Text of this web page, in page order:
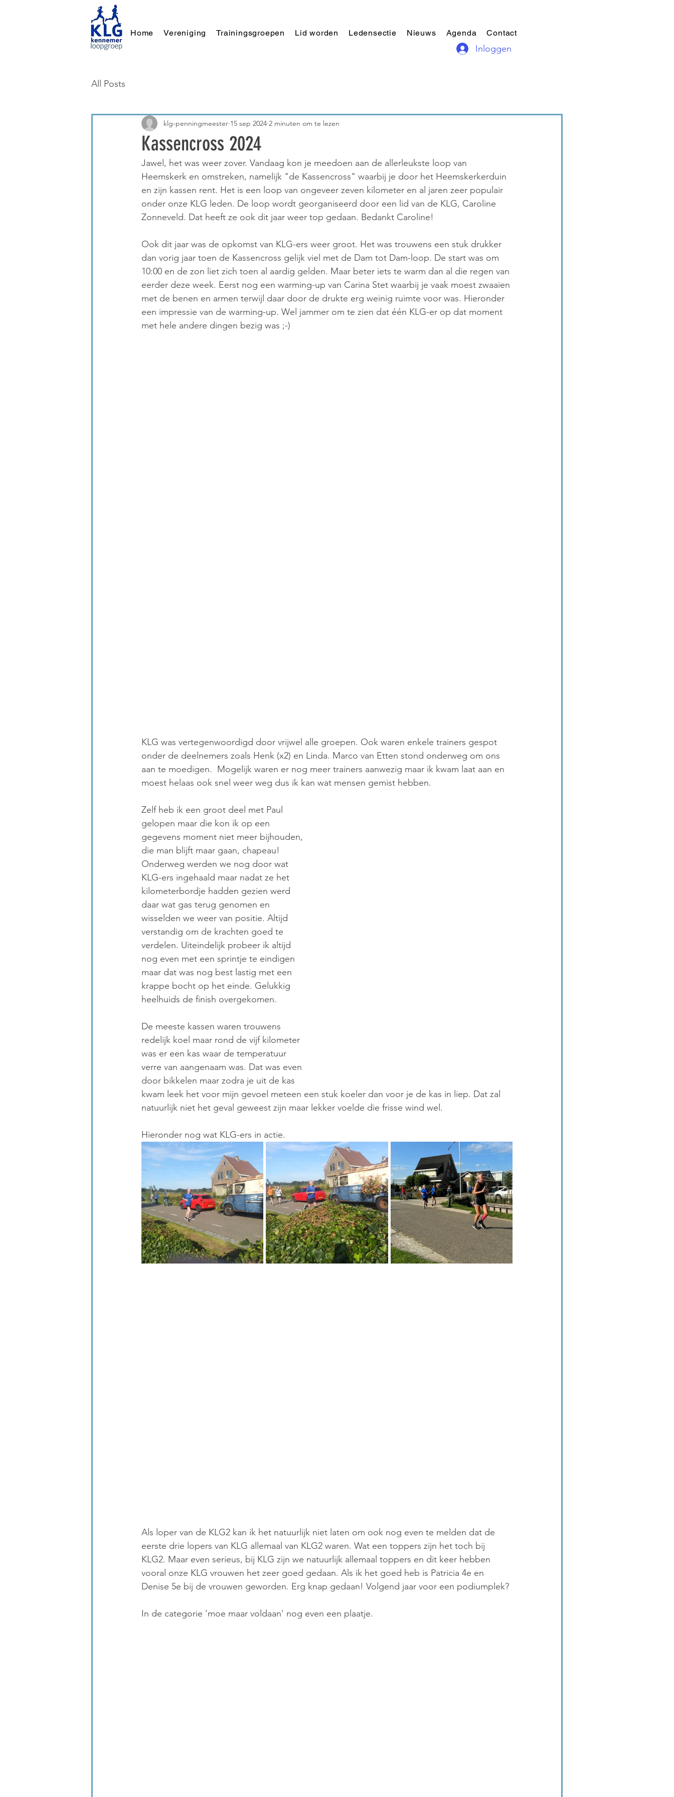
Home Vereniging Trainingsgroepen Lid worden Ledensectie Nieuws Agenda Contact
Inloggen
All Posts
Kassencross 2024
klg-penningmeester 15 sep 2024 2 minuten om te lezen
Jawel, het was weer zover. Vandaag kon je meedoen aan de allerleukste loop van
Heemskerk en omstreken, namelijk "de Kassencross" waarbij je door het Heemskerkerduin
en zijn kassen rent. Het is een loop van ongeveer zeven kilometer en al jaren zeer populair
onder onze KLG leden. De loop wordt georganiseerd door een lid van de KLG, Caroline
Zonneveld. Dat heeft ze ook dit jaar weer top gedaan. Bedankt Caroline!
Ook dit jaar was de opkomst van KLG-ers weer groot. Het was trouwens een stuk drukker
dan vorig jaar toen de Kassencross gelijk viel met de Dam tot Dam-loop. De start was om
10:00 en de zon liet zich toen al aardig gelden. Maar beter iets te warm dan al die regen van
eerder deze week. Eerst nog een warming-up van Carina Stet waarbij je vaak moest zwaaien
met de benen en armen terwijl daar door de drukte erg weinig ruimte voor was. Hieronder
een impressie van de warming-up. Wel jammer om te zien dat één KLG-er op dat moment
met hele andere dingen bezig was ;-)
KLG was vertegenwoordigd door vrijwel alle groepen. Ook waren enkele trainers gespot
onder de deelnemers zoals Henk (x2) en Linda. Marco van Etten stond onderweg om ons
aan te moedigen.  Mogelijk waren er nog meer trainers aanwezig maar ik kwam laat aan en
moest helaas ook snel weer weg dus ik kan wat mensen gemist hebben.
Zelf heb ik een groot deel met Paul
gelopen maar die kon ik op een
gegevens moment niet meer bijhouden,
die man blijft maar gaan, chapeau!
Onderweg werden we nog door wat
KLG-ers ingehaald maar nadat ze het
kilometerbordje hadden gezien werd
daar wat gas terug genomen en
wisselden we weer van positie. Altijd
verstandig om de krachten goed te
verdelen. Uiteindelijk probeer ik altijd
nog even met een sprintje te eindigen
maar dat was nog best lastig met een
krappe bocht op het einde. Gelukkig
heelhuids de finish overgekomen.
De meeste kassen waren trouwens
redelijk koel maar rond de vijf kilometer
was er een kas waar de temperatuur
verre van aangenaam was. Dat was even
door bikkelen maar zodra je uit de kas
kwam leek het voor mijn gevoel meteen een stuk koeler dan voor je de kas in liep. Dat zal
natuurlijk niet het geval geweest zijn maar lekker voelde die frisse wind wel.
Hieronder nog wat KLG-ers in actie.
Als loper van de KLG2 kan ik het natuurlijk niet laten om ook nog even te melden dat de
eerste drie lopers van KLG allemaal van KLG2 waren. Wat een toppers zijn het toch bij
KLG2. Maar even serieus, bij KLG zijn we natuurlijk allemaal toppers en dit keer hebben
vooral onze KLG vrouwen het zeer goed gedaan. Als ik het goed heb is Patricia 4e en
Denise 5e bij de vrouwen geworden. Erg knap gedaan! Volgend jaar voor een podiumplek?
In de categorie 'moe maar voldaan' nog even een plaatje.